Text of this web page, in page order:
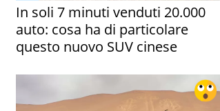
In soli 7 minuti venduti 20.000
auto: cosa ha di particolare
questo nuovo SUV cinese